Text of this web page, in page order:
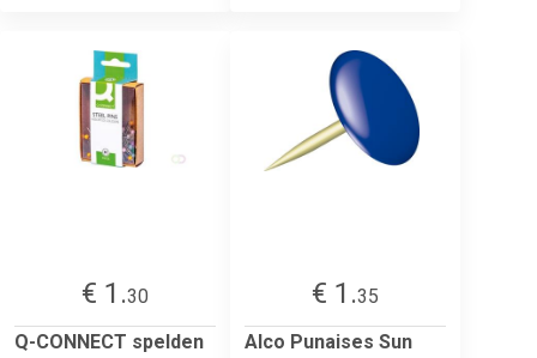
€ 1.30
Q-CONNECT spelden
€ 1.35
Alco Punaises Sun